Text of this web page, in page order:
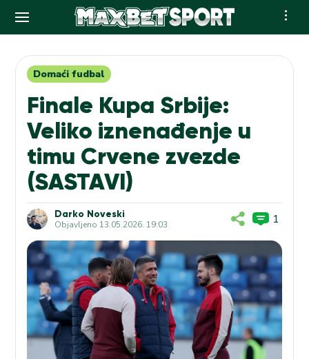
contentDomaći fudbal
Finale Kupa Srbije:
Veliko iznenađenje u
timu Crvene zvezde
(SASTAVI)
Darko Noveski
Objavljeno 13.05.2026. 19:03 1